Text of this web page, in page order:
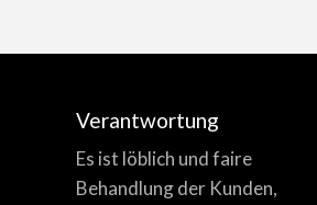
Verantwortung
Es ist löblich und faire
Behandlung der Kunden,